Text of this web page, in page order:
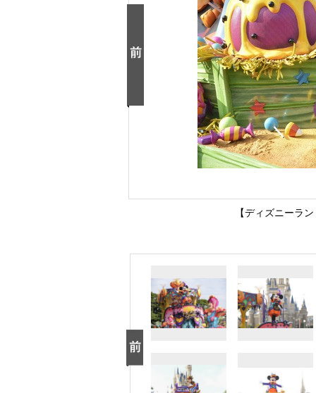
【ディズニーラ